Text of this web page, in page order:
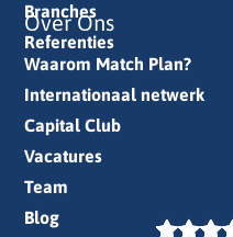
Branches
Referenties
Over Ons
Waarom Match Plan?
Internationaal netwerk
Capital Club
Vacatures
Team
Blog